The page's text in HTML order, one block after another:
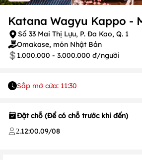
Katana Wagyu Kappo -
Số 33 Mai Thị Lựu, P. Đa Kao, Q. 1
Omakase, món Nhật Bản
1.000.000 - 3.000.000 đ/người
Sắp mở cửa: 11:30
Đặt chỗ (Để có chỗ trước khi đến)
2.12:00.09/08